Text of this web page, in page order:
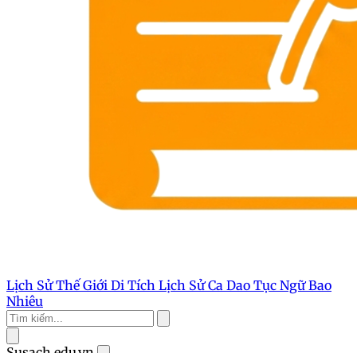
Lịch Sử Thế Giới Di Tích Lịch SửCa Dao Tục NgữBao
Nhiêu